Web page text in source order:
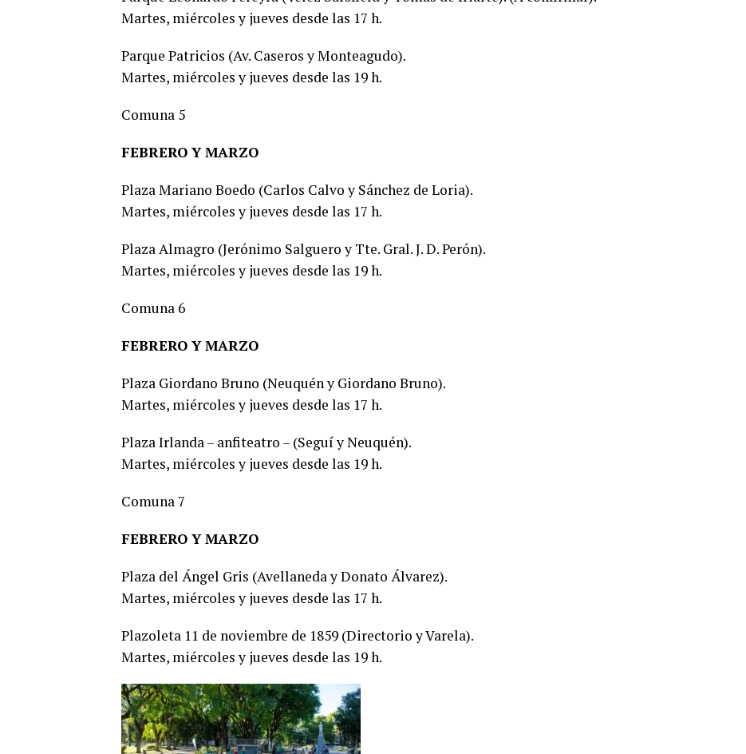
Martes, miércoles y jueves desde las 17 h.
Parque Patricios (Av. Caseros y Monteagudo).
Martes, miércoles y jueves desde las 19 h.
Comuna 5
FEBRERO Y MARZO
Plaza Mariano Boedo (Carlos Calvo y Sánchez de Loria).
Martes, miércoles y jueves desde las 17 h.
Plaza Almagro (Jerónimo Salguero y Tte. Gral. J. D. Perón).
Martes, miércoles y jueves desde las 19 h.
Comuna 6
FEBRERO Y MARZO
Plaza Giordano Bruno (Neuquén y Giordano Bruno).
Martes, miércoles y jueves desde las 17 h.
Plaza Irlanda – anfiteatro – (Seguí y Neuquén).
Martes, miércoles y jueves desde las 19 h.
Comuna 7
FEBRERO Y MARZO
Plaza del Ángel Gris (Avellaneda y Donato Álvarez).
Martes, miércoles y jueves desde las 17 h.
Plazoleta 11 de noviembre de 1859 (Directorio y Varela).
Martes, miércoles y jueves desde las 19 h.